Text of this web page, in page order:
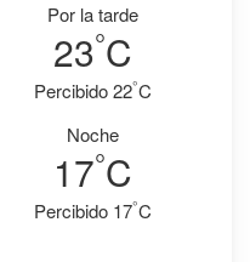
Por la tarde
23°C
Percibido 22°C
Noche
17°C
Percibido 17°C